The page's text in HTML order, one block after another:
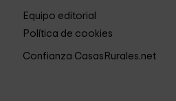
Equipo editorial
Política de cookies
Confianza CasasRurales.net